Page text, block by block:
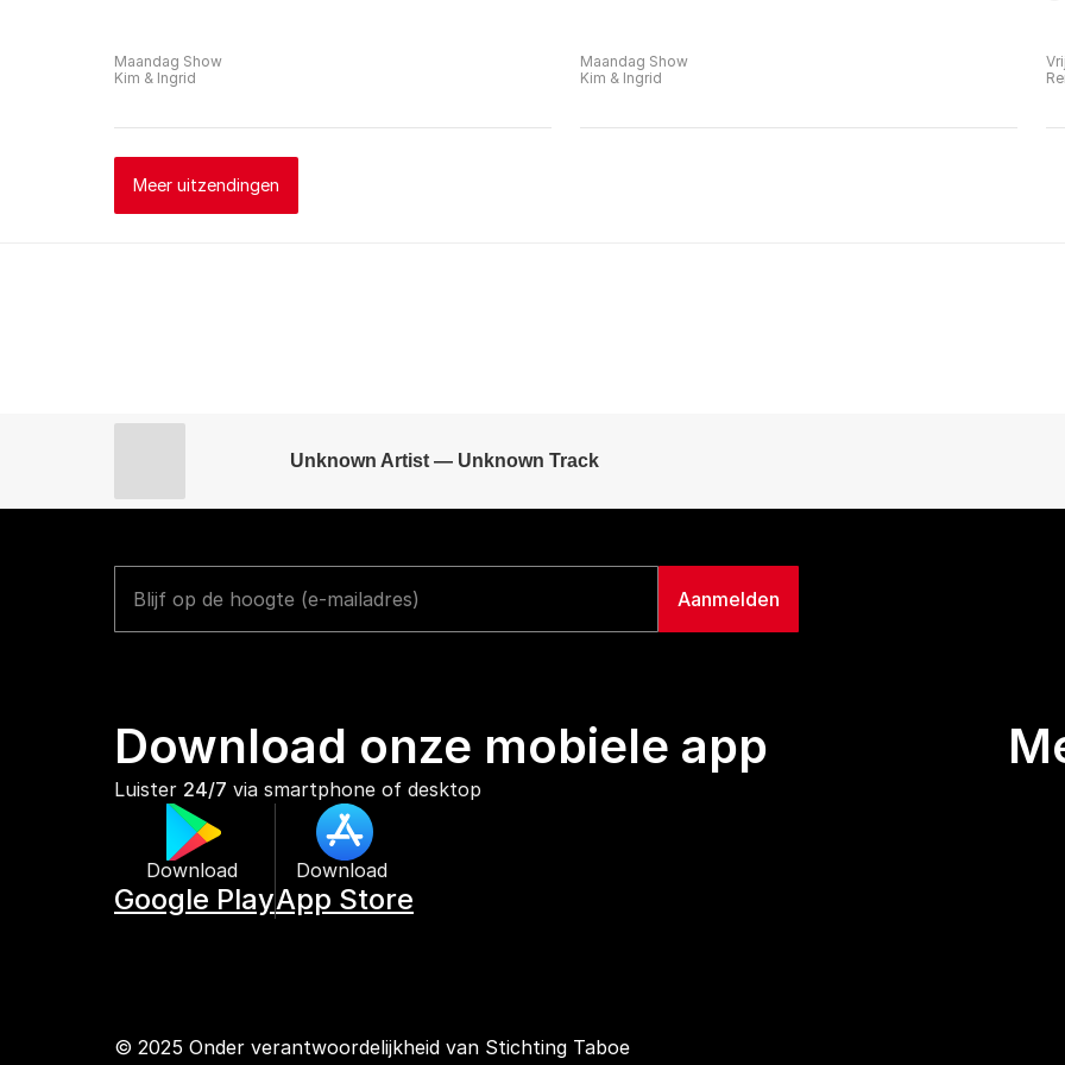
Maandag Show
Kim & Ingrid
Maandag Show
Kim & Ingrid
Meer uitzendingen
Unknown Artist — Unknown Track
Download onze mobiele app
Luister 24/7 via smartphone of desktop
Download
Google Play
Download
App Store
© 2025 Onder verantwoordelijkheid van Stichting Taboe